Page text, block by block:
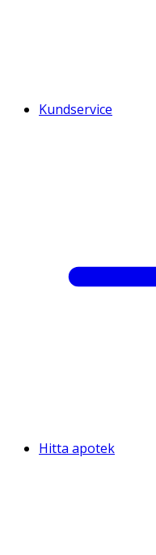
Kundservice
Hitta apotek